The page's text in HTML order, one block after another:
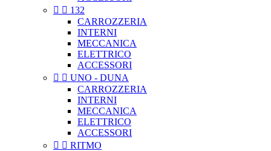
  132
CARROZZERIA
INTERNI
MECCANICA
ELETTRICO
ACCESSORI
  UNO - DUNA
CARROZZERIA
INTERNI
MECCANICA
ELETTRICO
ACCESSORI
  RITMO